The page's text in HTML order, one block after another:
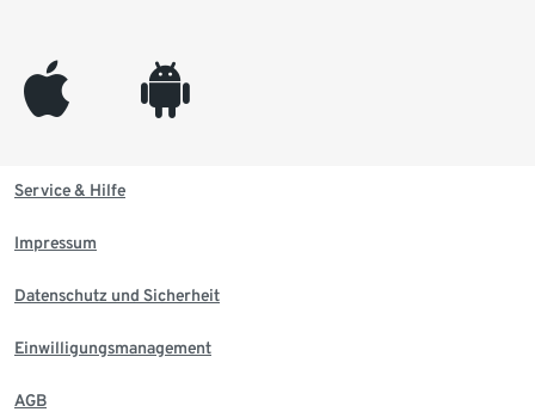
appleinc android
Service & Hilfe
Impressum
Datenschutz und Sicherheit
Einwilligungsmanagement
AGB